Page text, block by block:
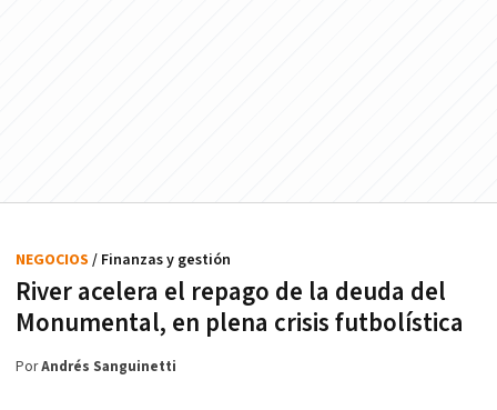
River acelera el repago de la deuda del
Monumental, en plena crisis futbolística
NEGOCIOS / Finanzas y gestión
PorAndrés Sanguinetti